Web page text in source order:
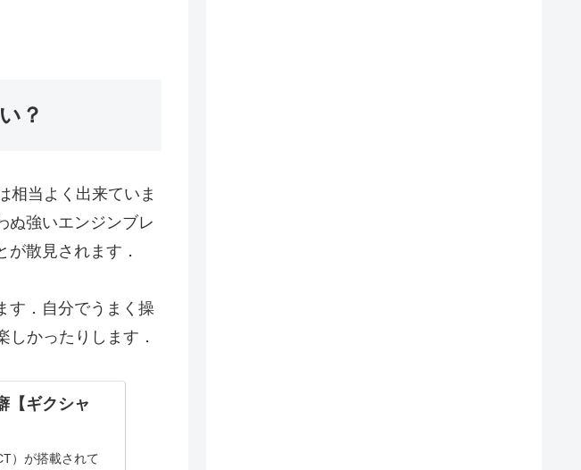
？
相当よく出来ていま
ぬ強いエンジンブレ
散見されます．
す．自分でうまく操
かったりします．
【ギクシャ
）が搭載されて